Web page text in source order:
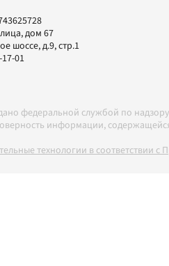
дом 67
шоссе, д.9, стр.1
01
федеральной службой по
информации,
технологии в соответствии с